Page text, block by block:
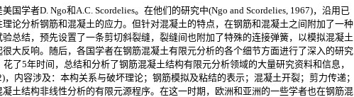
者D. Ngo和A.C. Scordelies。在他们的研究中(Ngo and Scordelies, 1967)，沿用已
论分析钢筋和混凝土的应力。但针对混凝土的特点，在钢筋和混凝土之间附加了一种
总结，预先设置了一条剪切斜裂缝，裂缝间也附加了特殊的连接弹簧，以模拟混凝土
大反响。随后，各国学者在钢筋混凝土有限元分析的各个细节方面进行了深入的研究
了5年时间，总结和分析了钢筋混凝土结构有限元分析领域的大量研究资料和信息，
内容涉及：本构关系与破坏理论；钢筋模拟及粘结的表示；混凝土开裂；剪力传递；
土结构非线性分析的有限元源程序。在这一时期，欧洲和亚洲的一些学者也在钢筋混